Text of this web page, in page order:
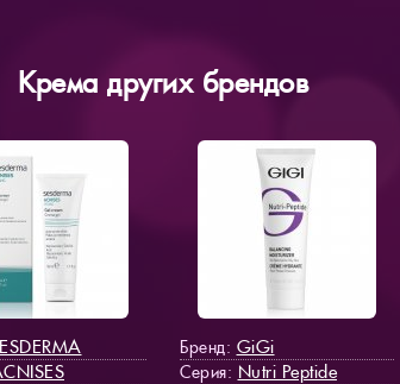
Крема других брендов
Бренд: GiGi
Серия: Nutri Peptide